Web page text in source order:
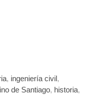
, ingeniería civil ,
de Santiago, historia,